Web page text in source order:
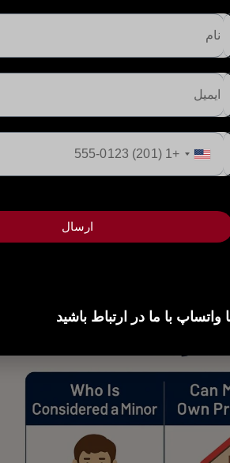
حساب ... واریز می‌شود.حساب امن تحت
تا زمان ... قابل دسترسی نیستند.
سن قانونی برسد، کنترل کامل بر وجوه و
نیاز به تایید دادگاه داره؟
بله
(فقط در موارد خاص)
ایالات
متحده
ارسال
واتساپ با ما در ارتباط باشید